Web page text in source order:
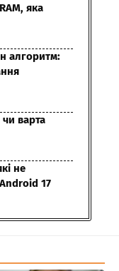
яка
алгоритм:
чи варта
не
17